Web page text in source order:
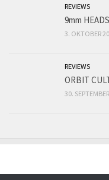
REVIEWS
9mm
3. OKTOBER
REVIEWS
ORBIT
30.